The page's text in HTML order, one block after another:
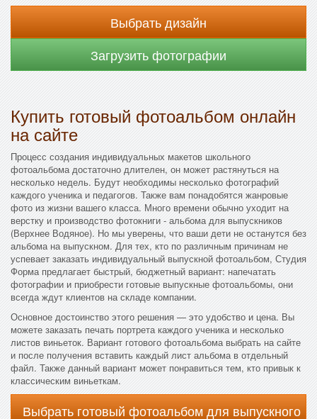
Выбрать дизайн
Загрузить фотографии
Купить готовый фотоальбом онлайн
на сайте
Процесс создания индивидуальных макетов школьного
фотоальбома достаточно длителен, он может растянуться на
несколько недель. Будут необходимы несколько фотографий
каждого ученика и педагогов. Также вам понадобятся жанровые
фото из жизни вашего класса. Много времени обычно уходит на
верстку и производство фотокниги - альбома для выпускников
(Верхнее Водяное). Но мы уверены, что ваши дети не останутся без
альбома на выпускном. Для тех, кто по различным причинам не
успевает заказать индивидуальный выпускной фотоальбом, Студия
Форма предлагает быстрый, бюджетный вариант: напечатать
фотографии и приобрести готовые выпускные фотоальбомы, они
всегда ждут клиентов на складе компании.
Основное достоинство этого решения — это удобство и цена. Вы
можете заказать печать портрета каждого ученика и несколько
листов виньеток. Вариант готового фотоальбома выбрать на сайте
и после получения вставить каждый лист альбома в отдельный
файл. Также данный вариант может понравиться тем, кто привык к
классическим виньеткам.
Выбрать готовый фотоальбом для выпускного